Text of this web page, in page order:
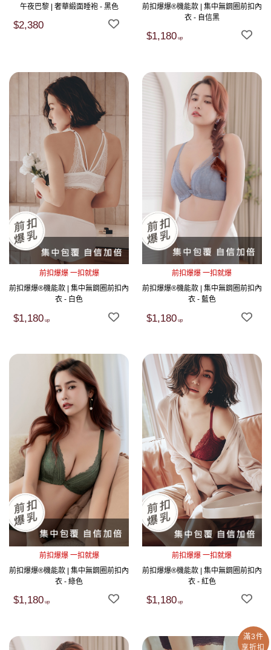
午夜巴黎 | 奢華緞面睡袍 - 黑色
$2,380
前扣爆爆®機能款 | 集中無鋼圈前扣內
衣 - 自信黑
$1,180
前扣爆爆 一扣就爆
前扣爆爆®機能款 | 集中無鋼圈前扣內
衣 - 白色
$1,180
前扣爆爆 一扣就爆
前扣爆爆®機能款 | 集中無鋼圈前扣內
衣 - 藍色
$1,180
前扣爆爆 一扣就爆
前扣爆爆®機能款 | 集中無鋼圈前扣內
衣 - 綠色
$1,180
前扣爆爆 一扣就爆
前扣爆爆®機能款 | 集中無鋼圈前扣內
衣 - 紅色
$1,180
滿3件
享折扣